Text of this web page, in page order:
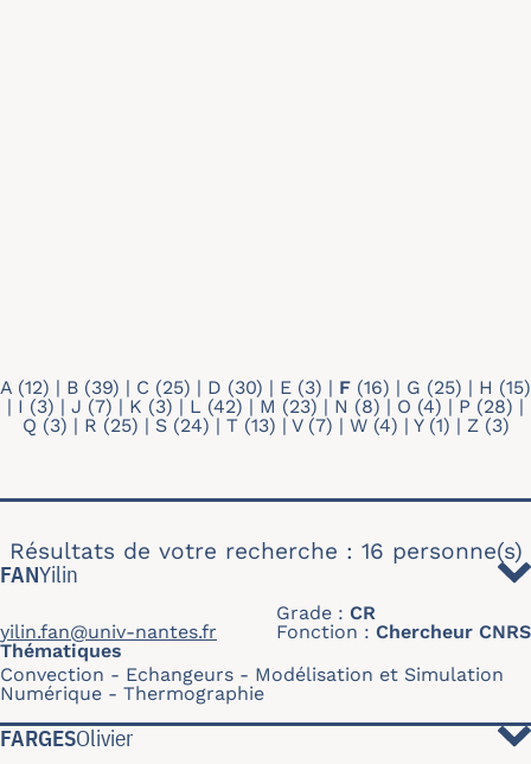
A (12) | B (39) | C (25) | D (30) | E (3) | F (16) | G (25) | H (15)
| I (3) | J (7) | K (3) | L (42) | M (23) | N (8) | O (4) | P (28) |
Q (3) | R (25) | S(24) | T (13) | V(7) | W(4) | Y(1) | Z(3)
Résultats de votre recherche : 16 personne(s)
FANYilin
yilin.fan@univ-nantes.fr
Grade
CR
Fonction
Chercheur CNRS
Thématiques
Convection
Echangeurs
Modélisation et Simulation
Numérique
Thermographie
FARGESOlivier